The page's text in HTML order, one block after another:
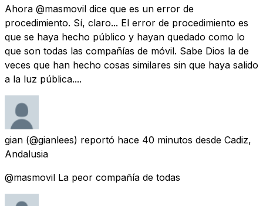
Ahora @masmovil dice que es un error de
procedimiento. Sí, claro... El error de procedimiento es
que se haya hecho público y hayan quedado como lo
que son todas las compañías de móvil. Sabe Dios la de
veces que han hecho cosas similares sin que haya salido
a la luz pública....
gian (@gianlees) reportó hace 40 minutos desde Cadiz,
Andalusia
@masmovil La peor compañía de todas